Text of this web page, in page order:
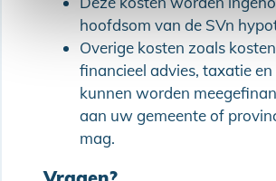
hoofdsom van de SVn
Overige kosten zoals
financieel advies, taxatie
kunnen worden
aan uw gemeente of
mag.